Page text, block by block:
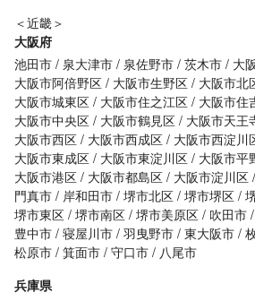
＜近畿＞
大阪府
池田市
泉大津市 泉佐野市 茨木市 大
大阪市阿倍野区
大阪市生野区 大阪市北
大阪市城東区
大阪市住之江区 大阪市住
大阪市中央区
大阪市鶴見区 大阪市天王
大阪市西区
大阪市西成区 大阪市西淀川
大阪市東成区
大阪市東淀川区 大阪市平
大阪市港区
大阪市都島区 大阪市淀川区
門真市
岸和田市 堺市北区 堺市堺区
堺市東区 堺市南区 堺市美原区 吹田市
豊中市 寝屋川市 羽曳野市 東大阪市
松原市 箕面市 守口市
八尾市
兵庫県